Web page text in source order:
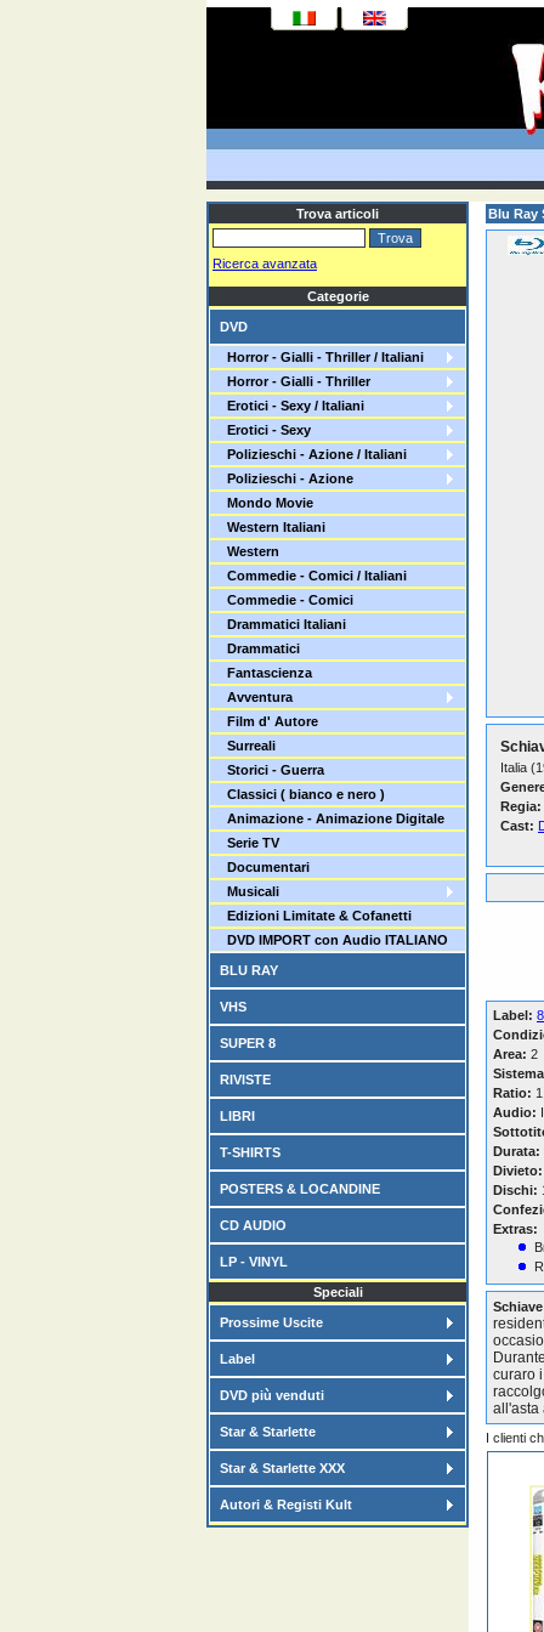
Trova articoli
Ricerca avanzata
Categorie
DVD
Horror - Gialli - Thriller / Italiani
Horror - Gialli - Thriller
Erotici - Sexy / Italiani
Erotici - Sexy
Polizieschi - Azione / Italiani
Polizieschi - Azione
Mondo Movie
Western Italiani
Western
Commedie - Comici / Italiani
Commedie - Comici
Drammatici Italiani
Drammatici
Fantascienza
Avventura
Film d' Autore
Surreali
Storici - Guerra
Classici ( bianco e nero )
Animazione - Animazione Digitale
Serie TV
Documentari
Musicali
Edizioni Limitate & Cofanetti
DVD IMPORT con Audio ITALIANO
BLU RAY
VHS
SUPER 8
RIVISTE
LIBRI
T-SHIRTS
POSTERS & LOCANDINE
CD AUDIO
LP - VINYL
Speciali
Prossime Uscite
Label
DVD più venduti
Star & Starlette
Star & Starlette XXX
Autori & Registi Kult
Blu Ray
Italia
Regia:
Cast:
Label:
Area: 2
Ratio:
Audio:
Durata:
Divieto:
Dischi:
Extras:
curaro
all'asta
I clienti